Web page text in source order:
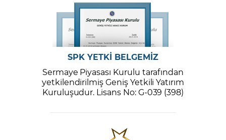
SPK YETKİ BELGEMİZ
Sermaye Piyasası Kurulu tarafından
yetkilendirilmiş Geniş Yetkili Yatırım
Kuruluşudur. Lisans No: G-039 (398)